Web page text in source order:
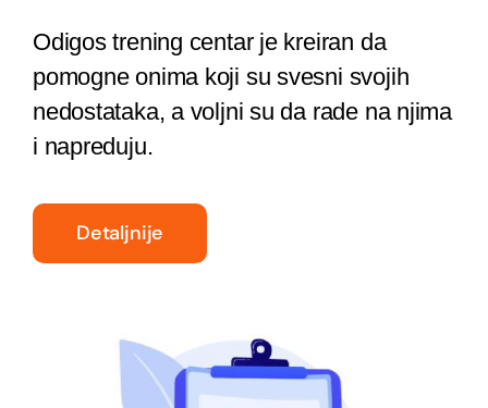
Odigos trening centar je kreiran da
pomogne onima koji su svesni svojih
nedostataka, a voljni su da rade na njima
i napreduju.
Detaljnije